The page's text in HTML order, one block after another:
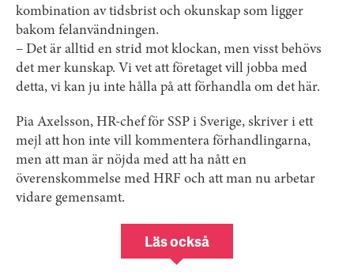
kombination av tidsbrist och okunskap som ligger
bakom felanvändningen.
– Det är alltid en strid mot klockan, men visst behövs
det mer kunskap. Vi vet att företaget vill jobba med
detta, vi kan ju inte hålla på att förhandla om det här.
Pia Axelsson, HR-chef för SSP i Sverige, skriver i ett
mejl att hon inte vill kommentera förhandlingarna,
men att man är nöjda med att ha nått en
överenskommelse med HRF och att man nu arbetar
vidare gemensamt.
Läs också